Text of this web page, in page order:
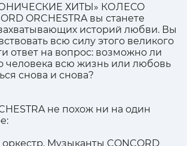
ХИТЫ» КОЛЕСО
ORCHESTRA вы станете
историй любви. Вы
всю силу этого великого
ответ на вопрос: возможно ли
человека всю жизнь или любовь
снова и снова?
не похож ни на один
Музыканты CONCORD